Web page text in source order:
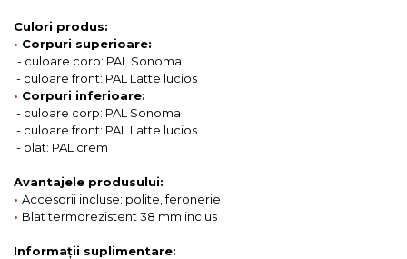
Culori produs:
• Corpuri superioare:
- culoare corp: PAL Sonoma
- culoare front: PAL Latte lucios
• Corpuri inferioare:
- culoare corp: PAL Sonoma
- culoare front: PAL Latte lucios
- blat: PAL crem
Avantajele produsului:
• Accesorii incluse: polite, feronerie
• Blat termorezistent 38 mm inclus
Informații suplimentare: